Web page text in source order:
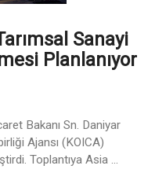
Sanayi
Planlanıyor
Bakanı Sn. Daniyar
Ajansı (KOICA)
Toplantıya Asia ...